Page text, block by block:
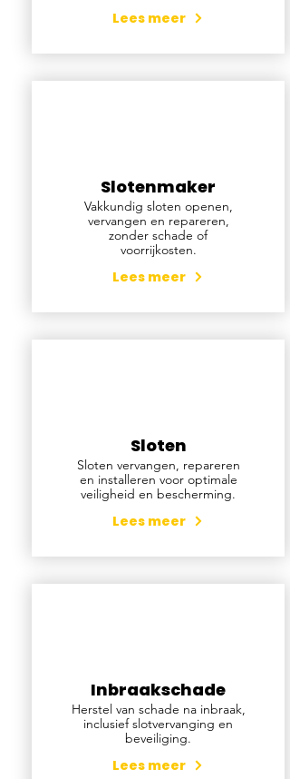
Lees meer
Slotenmaker
Vakkundig sloten openen,
vervangen en repareren,
zonder schade of
voorrijkosten.
Lees meer
Sloten
Sloten vervangen, repareren
en installeren voor optimale
veiligheid en bescherming.
Lees meer
Inbraakschade
Herstel van schade na inbraak,
inclusief slotvervanging en
beveiliging.
Lees meer